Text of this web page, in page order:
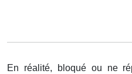
En réalité, bloqué ou ne